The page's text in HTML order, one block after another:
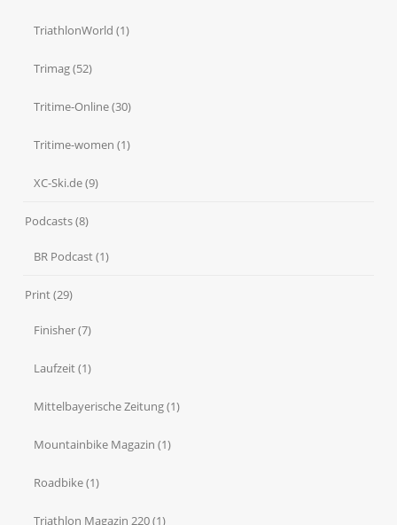
TriathlonWorld (1)
Trimag(52)
Tritime-Online(30)
Tritime-women (1)
XC-Ski.de(9)
Podcasts(8)
BR Podcast(1)
Print(29)
Finisher(7)
Laufzeit(1)
Mittelbayerische Zeitung(1)
Mountainbike Magazin (1)
Roadbike(1)
Triathlon Magazin 220(1)